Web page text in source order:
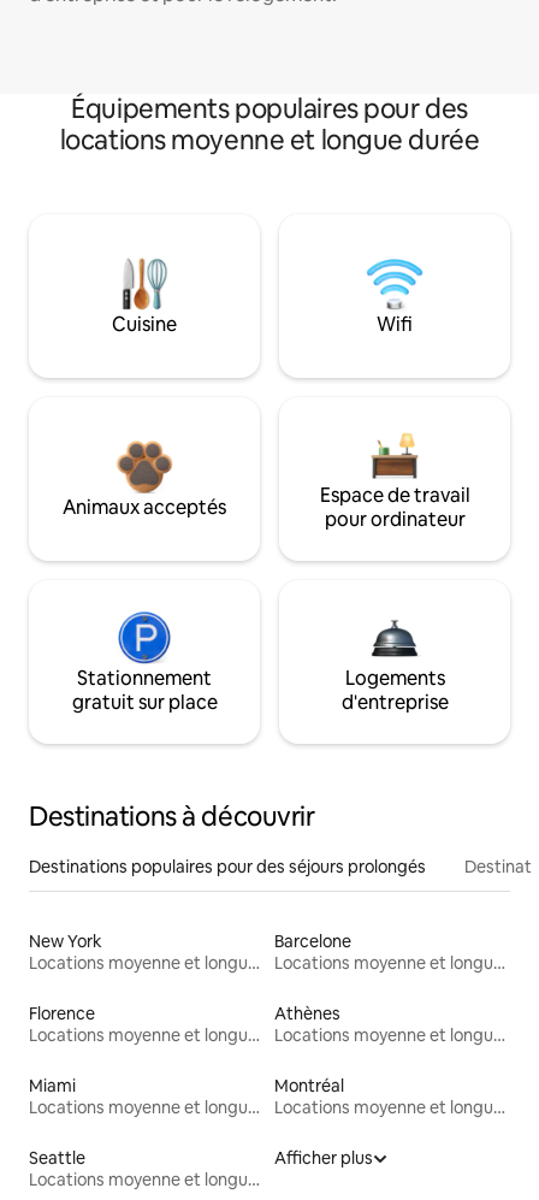
Équipements populaires pour des
locations moyenne et longue durée
Cuisine Wifi
Animaux acceptés
Espace de travail
pour ordinateur
Stationnement
gratuit sur place
Logements
d'entreprise
Destinations à découvrir
Destinations populaires pour des séjours prolongés
New York
Locations moyenne et longue durée
Barcelone
Locations moyenne et longue durée
Florence
Locations moyenne et longue durée
Athènes
Locations moyenne et longue durée
Miami
Locations moyenne et longue durée
Montréal
Locations moyenne et longue durée
Seattle
Locations moyenne et longue durée
Afficher plus